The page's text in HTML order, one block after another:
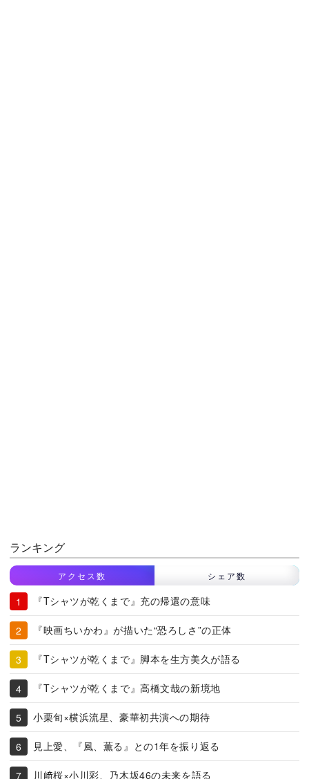
ランキング
アクセス数 シェア数
『Tシャツが乾くまで』充の帰還の意味
『映画ちいかわ』が描いた“恐ろしさ”の正体
『Tシャツが乾くまで』脚本を生方美久が語る
『Tシャツが乾くまで』高橋文哉の新境地
小栗旬×横浜流星、豪華初共演への期待
見上愛、『風、薫る』との1年を振り返る
川﨑桜×小川彩、乃木坂46の未来を語る